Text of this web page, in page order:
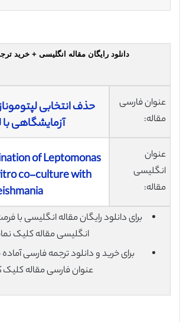
دانلود رایگان مقاله انگلیسی + خرید
عنوان فارسی
مقاله:
حذف انتخابی
آزمایشگاهی با
عنوان
انگلیسی
مقاله:
of Leptomonas
co-culture with
انگلیسی مقاله کلیک
برای خرید و دانلود ترجمه فارسی
عنوان فارسی مقاله کلیک